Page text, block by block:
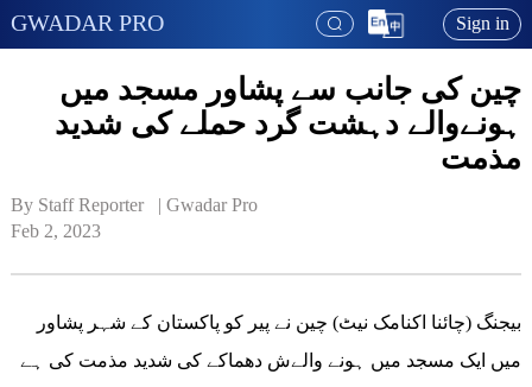
GWADAR PRO Sign in
چین کی جانب سے پشاور مسجد میں
ہونےوالے دہشت گرد حملے کی شدید
مذمت
By Staff Reporter   | Gwadar Pro
Feb 2, 2023
بیجنگ (چائنا اکنامک نیٹ) چین نے پیر کو پاکستان کے شہر پشاور
میں ایک مسجد میں ہونے والےش دھماکے کی شدید مذمت کی ہے